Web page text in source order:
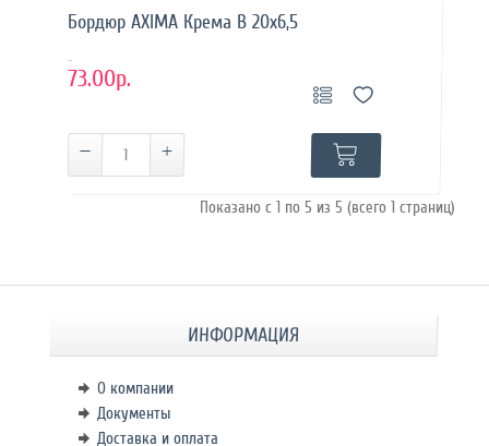
Бордюр AXIMA Крема B 20x6,5
..
73.00р.
Показано с 1 по 5 из 5 (всего 1 страниц)
ИНФОРМАЦИЯ
О компании
Документы
Доставка и оплата